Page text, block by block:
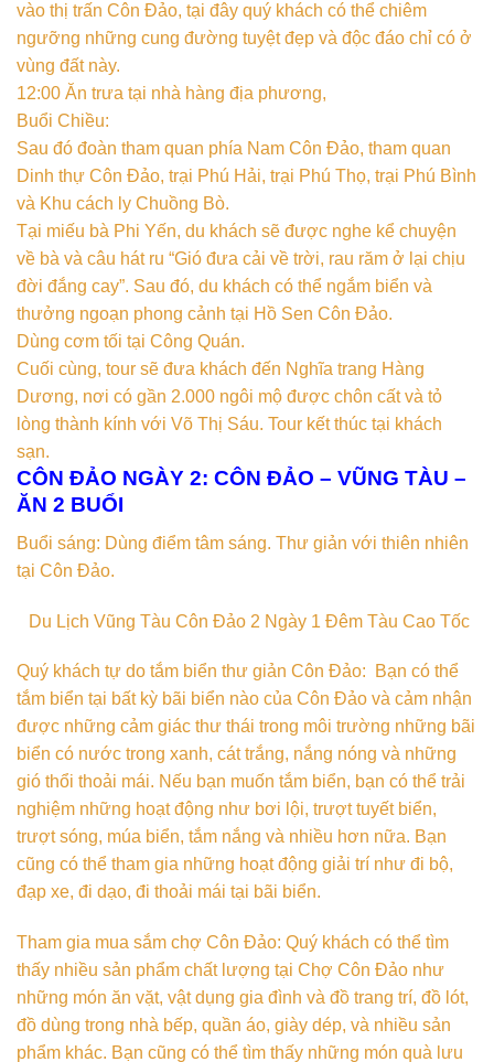
vào thị trấn Côn Đảo, tại đây quý khách có thể chiêm
ngưỡng những cung đường tuyệt đẹp và độc đáo chỉ có ở
vùng đất này.
12:00 Ăn trưa tại nhà hàng địa phương,
Buổi Chiều:
Sau đó đoàn tham quan phía Nam Côn Đảo, tham quan
Dinh thự Côn Đảo, trại Phú Hải, trại Phú Thọ, trại Phú Bình
và Khu cách ly Chuồng Bò.
Tại miếu bà Phi Yến, du khách sẽ được nghe kể chuyện
về bà và câu hát ru “Gió đưa cải về trời, rau răm ở lại chịu
đời đắng cay”. Sau đó, du khách có thể ngắm biển và
thưởng ngoạn phong cảnh tại Hồ Sen Côn Đảo.
Dùng cơm tối tại Công Quán.
Cuối cùng, tour sẽ đưa khách đến Nghĩa trang Hàng
Dương, nơi có gần 2.000 ngôi mộ được chôn cất và tỏ
lòng thành kính với Võ Thị Sáu. Tour kết thúc tại khách
sạn.
CÔN ĐẢO NGÀY 2: CÔN ĐẢO – VŨNG TÀU –
ĂN 2 BUỔI
Buổi sáng: Dùng điểm tâm sáng. Thư giản với thiên nhiên
tại Côn Đảo.
Du Lịch Vũng Tàu Côn Đảo 2 Ngày 1 Đêm Tàu Cao Tốc
Quý khách tự do tắm biển thư giản Côn Đảo: Bạn có thể
tắm biển tại bất kỳ bãi biển nào của Côn Đảo và cảm nhận
được những cảm giác thư thái trong môi trường những bãi
biển có nước trong xanh, cát trắng, nắng nóng và những
gió thổi thoải mái. Nếu bạn muốn tắm biển, bạn có thể trải
nghiệm những hoạt động như bơi lội, trượt tuyết biển,
trượt sóng, múa biển, tắm nắng và nhiều hơn nữa. Bạn
cũng có thể tham gia những hoạt động giải trí như đi bộ,
đạp xe, đi dạo, đi thoải mái tại bãi biển.
Tham gia mua sắm chợ Côn Đảo: Quý khách có thể tìm
thấy nhiều sản phẩm chất lượng tại Chợ Côn Đảo như
những món ăn vặt, vật dụng gia đình và đồ trang trí, đồ lót,
đồ dùng trong nhà bếp, quần áo, giày dép, và nhiều sản
phẩm khác. Bạn cũng có thể tìm thấy những món quà lưu